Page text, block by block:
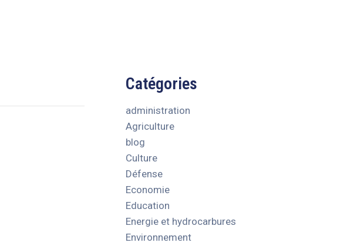
Catégories
administration
Agriculture
blog
Culture
Défense
Economie
Education
Energie et hydrocarbures
Environnement